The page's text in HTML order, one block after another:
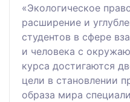
«Экологическое
расширение и
студентов в сфере
и человека с
курса достигаются
цели в становлении
образа мира